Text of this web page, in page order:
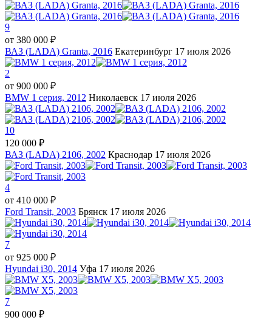
9
от 380 000 ₽
ВАЗ (LADA) Granta, 2016 Екатеринбург 17 июля 2026
2
от 900 000 ₽
BMW 1 серия, 2012 Николаевск 17 июля 2026
10
120 000 ₽
ВАЗ (LADA) 2106, 2002 Краснодар 17 июля 2026
4
от 410 000 ₽
Ford Transit, 2003 Брянск 17 июля 2026
7
от 925 000 ₽
Hyundai i30, 2014 Уфа 17 июля 2026
7
900 000 ₽